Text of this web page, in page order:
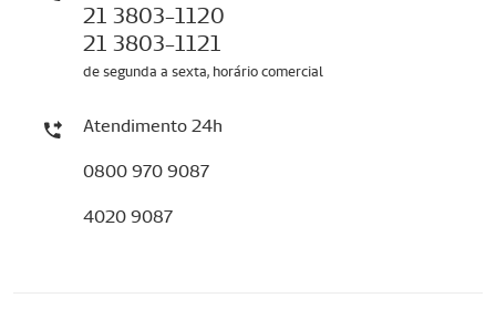
21 3803-1120
21 3803-1121
de segunda a sexta, horário comercial
Atendimento 24h
0800 970 9087
4020 9087